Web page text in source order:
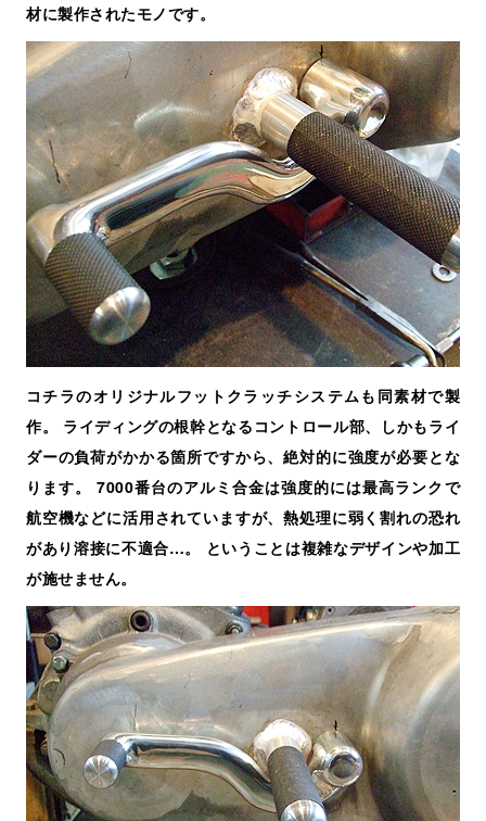
材に製作されたモノです。
コチラのオリジナルフットクラッチシステムも同素材で製
作。 ライディングの根幹となるコントロール部、しかもライ
ダーの負荷がかかる箇所ですから、絶対的に強度が必要とな
ります。 7000番台のアルミ合金は強度的には最高ランクで
航空機などに活用されていますが、熱処理に弱く割れの恐れ
があり溶接に不適合…。 ということは複雑なデザインや加工
が施せません。